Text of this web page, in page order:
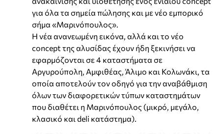
για όλα τα σημεία πώλησης και με νέο εμπορικό
σήμα «Μαρινόπουλος».
Η νέα ανανεωμένη εικόνα, αλλά και το νέο
concept της αλυσίδας έχουν ήδη ξεκινήσει να
εφαρμόζονται σε 4 καταστήματα σε
Αργυρούπολη, Αμφιθέας, Άλιμο και Κολωνάκι, τα
οποία αποτελούν τον οδηγό για την αναβάθμιση
όλων των διαφορετικών τύπων καταστημάτων
που διαθέτει η Μαρινόπουλος (μικρό, μεγάλο,
κλασικό και deli κατάστημα).